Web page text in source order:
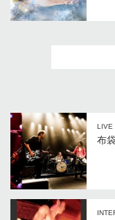
LIVE
布